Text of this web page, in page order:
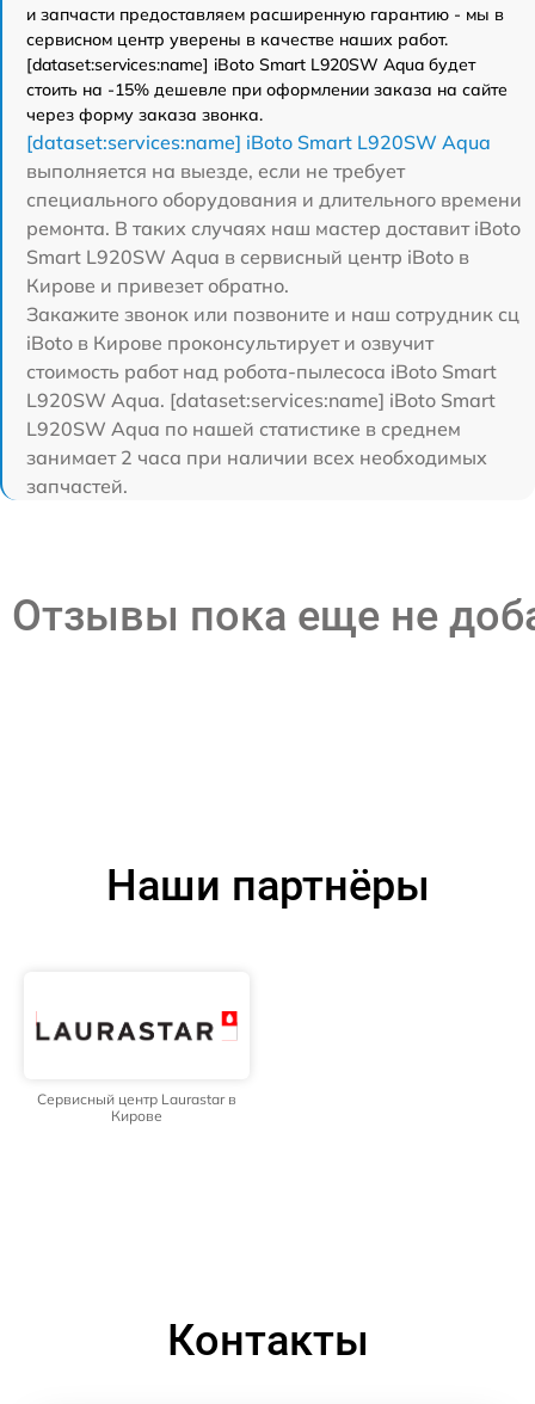
и запчасти предоставляем расширенную гарантию - мы в
сервисном центр уверены в качестве наших работ.
[dataset:services:name] iBoto Smart L920SW Aqua будет
стоить на -15% дешевле при оформлении заказа на сайте
через форму заказа звонка.
[dataset:services:name] iBoto Smart L920SW Aqua
выполняется на выезде, если не требует
специального оборудования и длительного времени
ремонта. В таких случаях наш мастер доставит iBoto
Smart L920SW Aqua в сервисный центр iBoto в
Кирове и привезет обратно.
Закажите звонок или позвоните и наш сотрудник сц
iBoto в Кирове проконсультирует и озвучит
стоимость работ над робота-пылесоса iBoto Smart
L920SW Aqua. [dataset:services:name] iBoto Smart
L920SW Aqua по нашей статистике в среднем
занимает 2 часа при наличии всех необходимых
запчастей.
Отзывы пока еще не
Наши партнёры
Сервисный центр Laurastar в
Кирове
Контакты